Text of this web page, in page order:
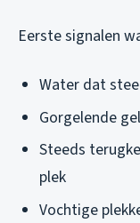
Eerste signalen
Water dat
Gorgelende
Steeds
plek
Vochtige